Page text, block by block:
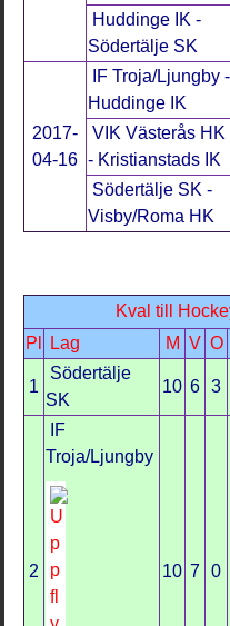
Huddinge IK -
Södertälje SK
2017-
04-16
IF Troja/Ljungby -
Huddinge IK
VIK Västerås HK
- Kristianstads IK
Södertälje SK -
Visby/Roma HK
Kval till
Pl
Lag M V O
1
Södertälje
SK
10 6 3
2
IF
Troja/Ljungby
10 7 0